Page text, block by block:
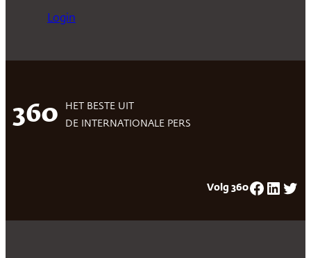
Login
360
HET BESTE UIT
DE INTERNATIONALE PERS
Volg 360Facebook LinkedIn Twitter